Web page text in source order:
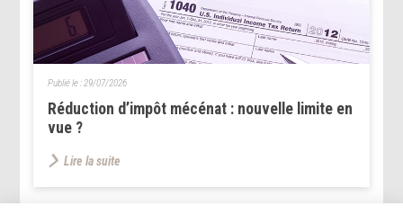
Réduction d’impôt mécénat : nouvelle limite en
vue ?
Publié le :29/07/2026
Lire la suite